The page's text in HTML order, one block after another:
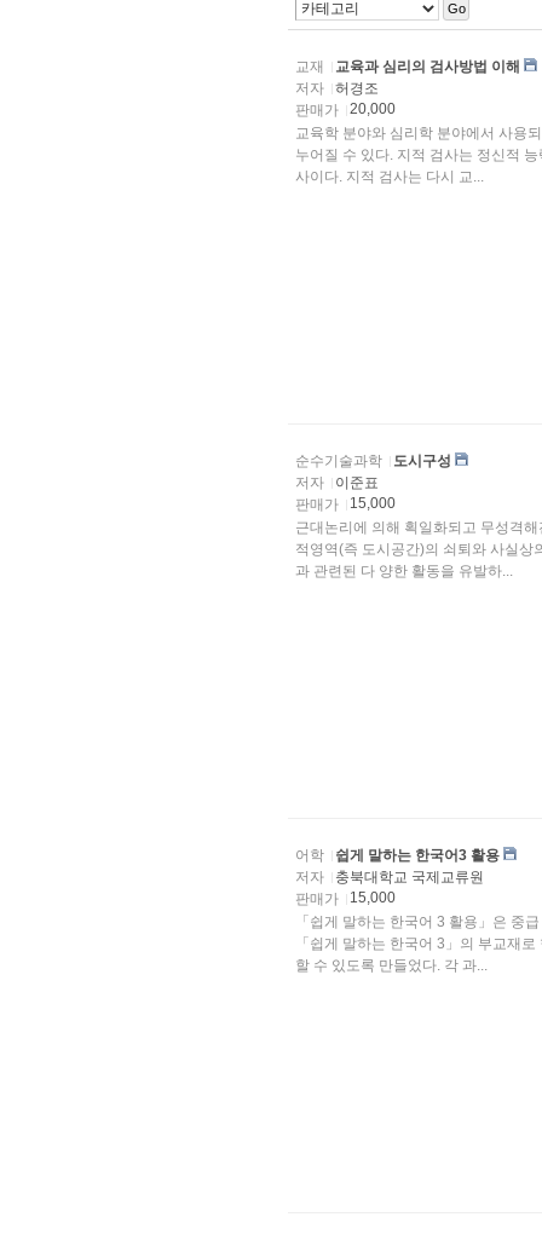
Go
교재
교육과 심리의 검사방법 이해
저자
허경조
판매가
20,000
교육학 분야와 심리학 분야에서 사용
누어질 수 있다. 지적 검사는 정신적
사이다. 지적 검사는 다시 교...
순수기술과학
도시구성
저자
이준표
판매가
15,000
근대논리에 의해 획일화되고 무성격
적영역(즉 도시공간)의 쇠퇴와 사실
과 관련된 다 양한 활동을 유발하...
어학
쉽게 말하는 한국어3 활용
저자
충북대학교 국제교류원
판매가
15,000
「쉽게 말하는 한국어 3 활용」은 중
「쉽게 말하는 한국어 3」의 부교재
할 수 있도록 만들었다. 각 과...